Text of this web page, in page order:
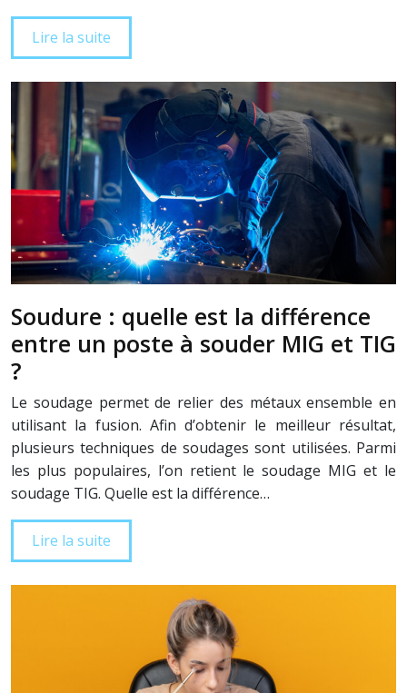
Lire la suite
Soudure : quelle est la différence
entre un poste à souder MIG et TIG
?
Le soudage permet de relier des métaux ensemble en
utilisant la fusion. Afin d’obtenir le meilleur résultat,
plusieurs techniques de soudages sont utilisées. Parmi
les plus populaires, l’on retient le soudage MIG et le
soudage TIG. Quelle est la différence…
Lire la suite